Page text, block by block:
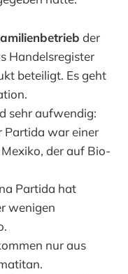
der
Handelsregister
beteiligt. Es geht
sehr aufwendig:
Partida war einer
der auf Bio-
Partida hat
wenigen
nur aus